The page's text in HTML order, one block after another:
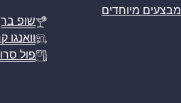
מבצעים מיוחדים
שופ בר
וואנגו
פול